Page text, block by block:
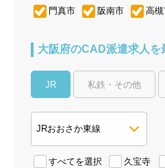
門真市 阪南市 高
大阪府のCAD派遣求人を
JR 私鉄・その他
すべてを選択 久宝寺